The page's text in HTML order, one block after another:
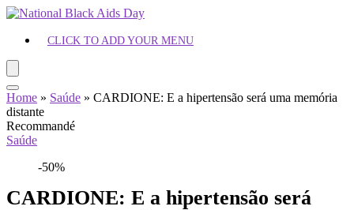
CLICK TO ADD YOUR MENU
Home » Saúde » CARDIONE: E a hipertensão será uma memória
distante
Recommandé
Saúde
-50%
CARDIONE: E a hipertensão será